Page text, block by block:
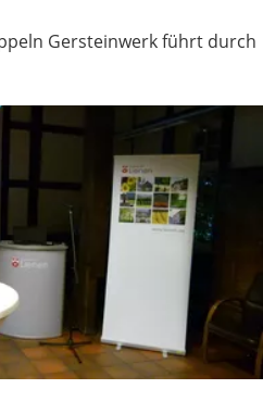
Gersteinwerk führt durch